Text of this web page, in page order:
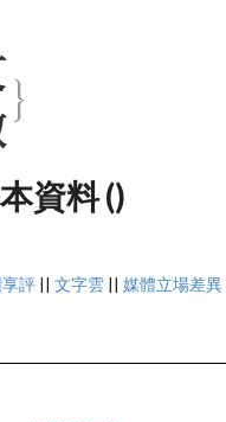
資料 ()
評 || 文字雲 || 媒體立場差異